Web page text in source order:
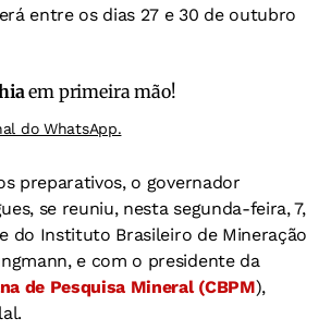
entre os dias 27 e 30 de outubro
em primeira mão!
do WhatsApp.
preparativos, o governador
se reuniu, nesta segunda-feira, 7,
do Instituto Brasileiro de Mineração
e com o presidente da
de Pesquisa Mineral (CBPM),